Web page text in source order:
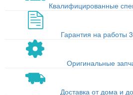
Квалифицированные
Гарантия на работы
Оригинальные
Доставка от дома и